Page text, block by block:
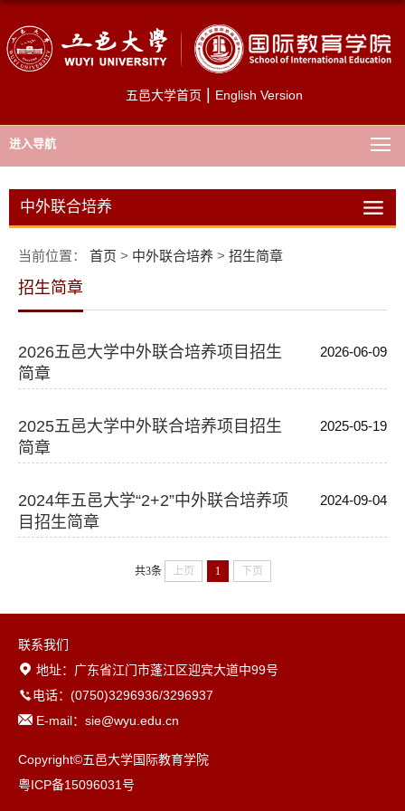
五邑大学首页 English Version
进入导航
中外联合培养
当前位置： 首页 > 中外联合培养 > 招生简章
招生简章
2026五邑大学中外联合培养项目招生
简章
2026-06-09
2025五邑大学中外联合培养项目招生
简章
2025-05-19
2024年五邑大学“2+2”中外联合培养项
目招生简章
2024-09-04
共3条 上页 1 下页
联系我们
地址：广东省江门市蓬江区迎宾大道中99号
电话：(0750)3296936/3296937
E-mail：sie@wyu.edu.cn
Copyright©五邑大学国际教育学院
粤ICP备15096031号